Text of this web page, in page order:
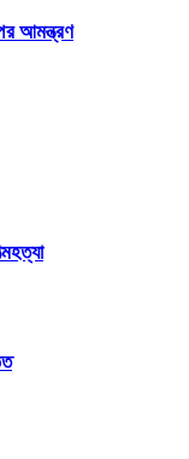
আমন্ত্রণ